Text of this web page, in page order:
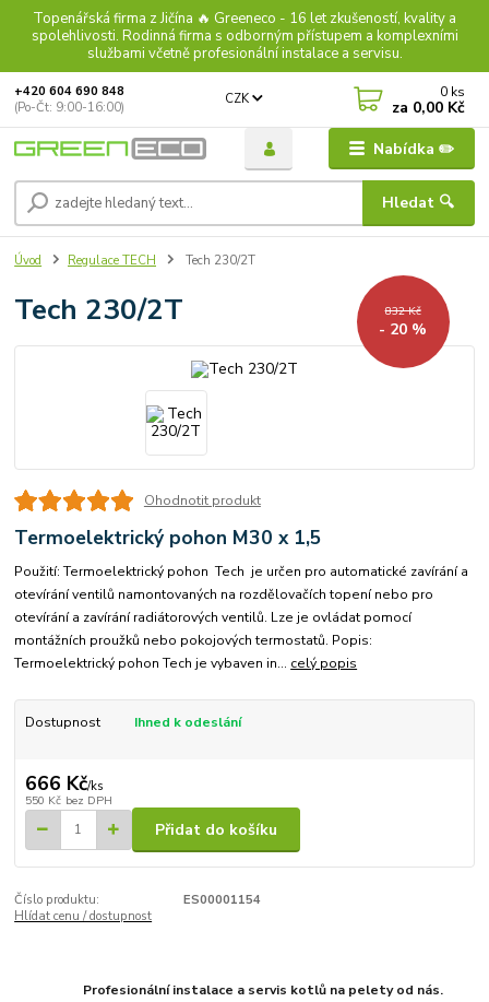
Topenářská firma z Jičína 🔥 Greeneco - 16 let zkušeností, kvality a
spolehlivosti. Rodinná firma s odborným přístupem a komplexními
službami včetně profesionální instalace a servisu.
Nabídka ✏️
CZK
Hledat 🔍
+420 604 690 848
(Po-Čt: 9:00-16:00)
0 ks
za 0,00 Kč
Úvod Regulace TECH Tech 230/2T
Tech 230/2T 832 Kč
- 20 %
Ohodnotit produkt
Termoelektrický pohon M30 x 1,5
Použití: Termoelektrický pohon Tech je určen pro automatické zavírání a
otevírání ventilů namontovaných na rozdělovačích topení nebo pro
otevírání a zavírání radiátorových ventilů. Lze je ovládat pomocí
montážních proužků nebo pokojových termostatů. Popis:
Termoelektrický pohon Tech je vybaven in... celý popis
Dostupnost Ihned k odeslání
666 Kč/ks
550 Kč bez DPH
Přidat do košíku
Číslo produktu:
ES00001154
Hlídat cenu / dostupnost
Profesionální instalace a servis kotlů na pelety od nás.